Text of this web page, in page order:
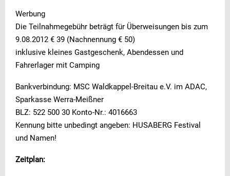
Werbung
Die Teilnahmegebühr beträgt für Überweisungen bis zum
9.08.2012 € 39 (Nachnennung € 50)
inklusive kleines Gastgeschenk, Abendessen und
Fahrerlager mit Camping
Bankverbindung: MSC Waldkappel-Breitau e.V. im ADAC,
Sparkasse Werra-Meißner
BLZ: 522 500 30 Konto-Nr.: 4016663
Kennung bitte unbedingt angeben: HUSABERG Festival
und Namen!
Zeitplan: